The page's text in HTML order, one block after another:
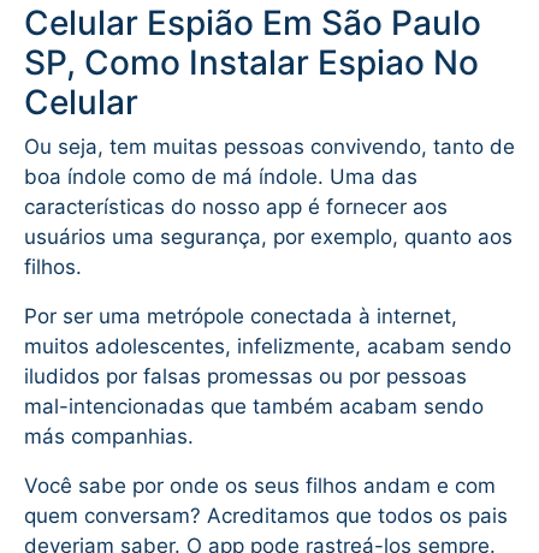
Celular Espião Em São Paulo
SP, Como Instalar Espiao No
Celular
Ou seja, tem muitas pessoas convivendo, tanto de
boa índole como de má índole. Uma das
características do nosso app é fornecer aos
usuários uma segurança, por exemplo, quanto aos
filhos.
Por ser uma metrópole conectada à internet,
muitos adolescentes, infelizmente, acabam sendo
iludidos por falsas promessas ou por pessoas
mal-intencionadas que também acabam sendo
más companhias.
Você sabe por onde os seus filhos andam e com
quem conversam? Acreditamos que todos os pais
deveriam saber. O app pode rastreá-los sempre.